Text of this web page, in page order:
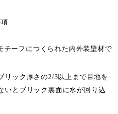
チーフにつくられた内外装壁材で
リック厚さの2/3以上まで目地を
いとブリック裏面に水が回り込